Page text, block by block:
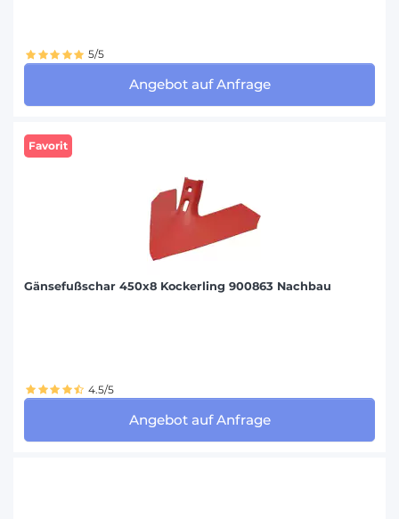
5/5
Angebot auf Anfrage
Favorit
Gänsefußschar 450x8 Kockerling 900863 Nachbau
4.5/5
Angebot auf Anfrage